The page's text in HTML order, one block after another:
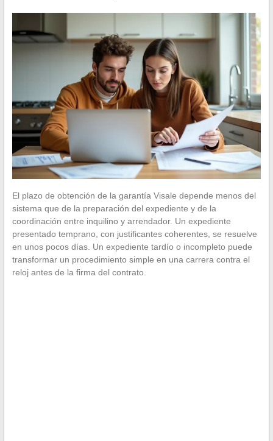
El plazo de obtención de la garantía Visale depende menos del
sistema que de la preparación del expediente y de la
coordinación entre inquilino y arrendador. Un expediente
presentado temprano, con justificantes coherentes, se resuelve
en unos pocos días. Un expediente tardío o incompleto puede
transformar un procedimiento simple en una carrera contra el
reloj antes de la firma del contrato.